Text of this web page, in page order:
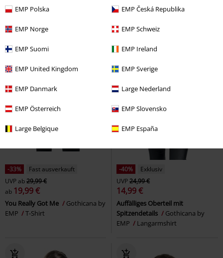
EMP Polska EMP Česká Republika
EMP Norge EMP Schweiz
EMP Suomi EMP Ireland
EMP United Kingdom EMP Sverige
EMP Danmark Large Nederland
EMP Österreich EMP Slovensko
Large Belgique EMP España
-33%
Fast ausverkauft
UVPab29,99 €
ab 19,99 €
You Really Got Me
Gothicana by
EMP
T-Shirt
-40%
Exklusiv
UVP24,99 €
14,99 €
Auffälliges Oberteil mit
Spitzendetails
Gothicana by
EMP
Langarmshirt